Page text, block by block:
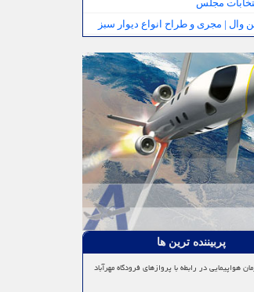
مجلس
وال | مجری و طراح انواع دیوار سبز
پربیننده ترین ها
هواپیمایی در رابطه با پروازهای فرودگاه مهرآباد